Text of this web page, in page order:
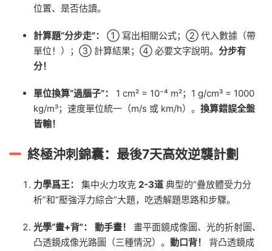
位置、是否估讀。
計算題“分步走”：
① 寫出相關公式；② 代入數據（帶
單位！）；③ 計算結果；④ 必要文字說明。 分步有
分！
單位換算“過腦子”：
1 cm² = 10⁻⁴ m²；1 g/cm³ = 1000
kg/m³；速度單位統一（m/s 或 km/h）。 換算錯誤全盤
皆輸！
終極沖刺錦囊：最後7天高效逆襲計劃
力學爲王： 集中火力攻克 2-3道 典型的“疊放體受力分
析”和“壓強浮力綜合”大題，吃透解題思路和步驟。
光學“畫+背”： 動手畫！
畫平面鏡成像圖、光的折射圖、
凸透鏡成像光路圖（三種情況）。 動口背！
背凸透鏡成